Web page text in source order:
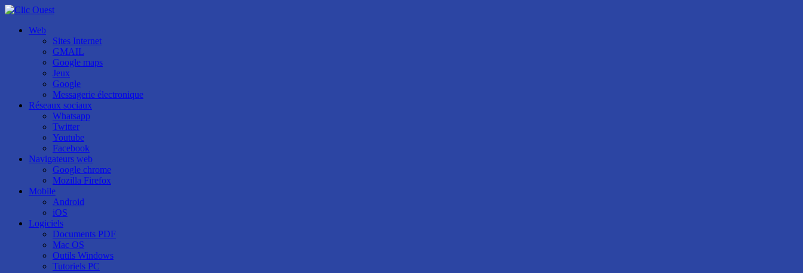
Web
Sites Internet
GMAIL
Google maps
Jeux
Google
Messagerie électronique
Réseaux sociaux
Whatsapp
Twitter
Youtube
Facebook
Navigateurs web
Google chrome
Mozilla Firefox
Mobile
Android
iOS
Logiciels
Documents PDF
Mac OS
Outils Windows
Tutoriels PC